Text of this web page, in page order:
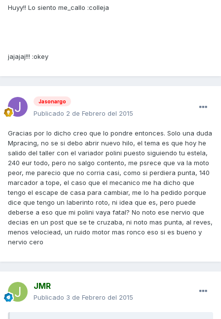
Huyy!! Lo siento me_callo :colleja
jajajaj!!! :okey
Jasonargo
Publicado 2 de Febrero del 2015
Gracias por lo dicho creo que lo pondre entonces. Solo una duda
Mpracing, no se si debo abrir nuevo hilo, el tema es que hoy he
salido del taller con el variador polini puesto siguiendo tu estela,
240 eur todo, pero no salgo contento, me psrece que va la moto
peor, me parecio que no corria casi, como si perdiera punta, 140
marcador a tope, el caso que el mecanico me ha dicho que
tengo el escape de casa para cambiar, me lo ha pedido porque
dice que tengo un laberinto roto, ni idea que es, pero puede
deberse a eso que mi polini vaya fatal? No noto ese nervio que
decias en un post que se te cruzaba, ni noto mas punta, al reves,
menos velociead, un ruido motor mas ronco eso si es bueno y
nervio cero
JMR
Publicado 3 de Febrero del 2015